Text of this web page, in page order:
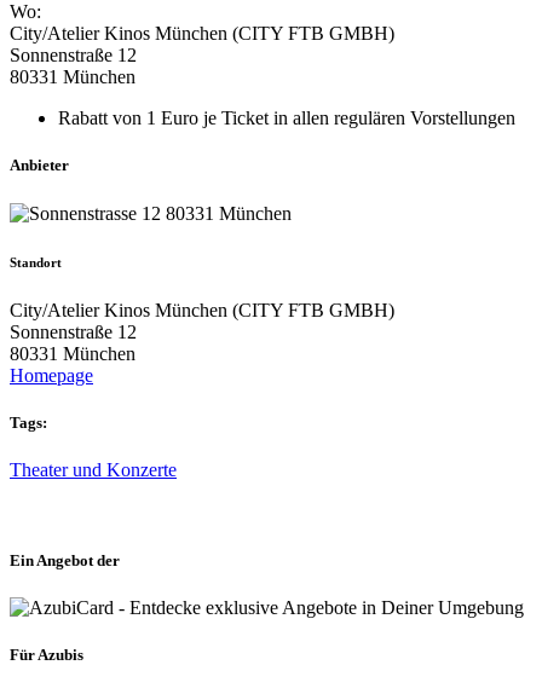
Wo:
City/Atelier Kinos München (CITY FTB GMBH)
Sonnenstraße 12
80331 München
Rabatt von 1 Euro je Ticket in allen regulären Vorstellungen
Anbieter
Standort
City/Atelier Kinos München (CITY FTB GMBH)
Sonnenstraße 12
80331 München
Homepage
Tags:
Theater und Konzerte
Ein Angebot der
Für Azubis